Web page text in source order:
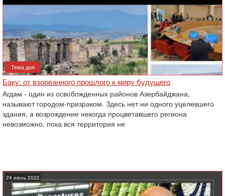
Тема дня
Баку: от взорванного прошлого к миру будущего
Агдам - один из освобожденных районов Азербайджана,
называют городом-призраком. Здесь нет ни одного уцелевшего
здания, а возрождение некогда процветавшего региона
невозможно, пока вся территория не
24 июнь 2022